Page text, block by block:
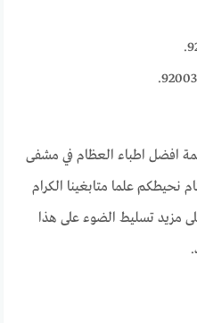
افضل اطباء العظام في مشفى
نحيطكم علما متابغينا الكرام
مزيد تسليط الضوء على هذا